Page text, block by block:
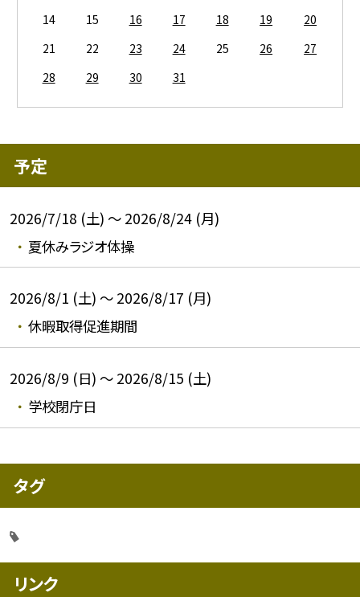
14
15 16 17 18 19
20
21
22 23 24 25 26
27
28
29 30 31
予定
2026/7/18 (土) ～ 2026/8/24 (月)
夏休みラジオ体操
2026/8/1 (土) ～ 2026/8/17 (月)
休暇取得促進期間
2026/8/9 (日) ～ 2026/8/15 (土)
学校閉庁日
タグ
リンク